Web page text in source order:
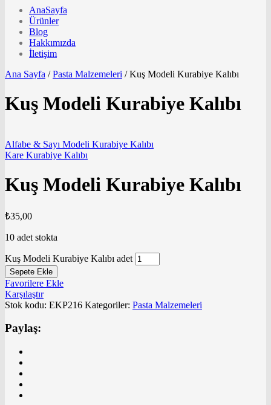
AnaSayfa
Ürünler
Blog
Hakkımızda
İletişim
Ana Sayfa / Pasta Malzemeleri /Kuş Modeli Kurabiye Kalıbı
Kuş Modeli Kurabiye Kalıbı
Alfabe & Sayı Modeli Kurabiye Kalıbı
Kare Kurabiye Kalıbı
Kuş Modeli Kurabiye Kalıbı
₺35,00
10 adet stokta
Kuş Modeli Kurabiye Kalıbı adet
Sepete Ekle
Favorilere Ekle
Karşılaştır
Stok kodu: EKP216 Kategoriler: Pasta Malzemeleri
Paylaş: